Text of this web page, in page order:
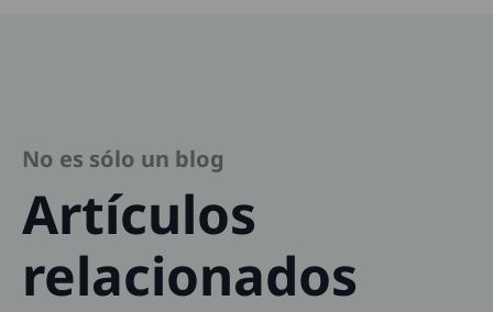
No es sólo un blog
Artículos
relacionados